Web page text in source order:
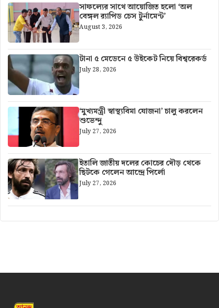
সাফল্যের সাথে আয়োজিত হলো ‘অল
বেঙ্গল র‍্যাপিড চেস টুর্নামেন্ট’
August 3, 2026
টানা ৫ মেডেনে ৫ উইকেট নিয়ে বিশ্বরেকর্ড
July 28, 2026
‘মুখ্যমন্ত্রী স্বাস্থ্যবিমা যোজনা’ চালু করলেন
শুভেন্দু
July 27, 2026
ইতালি জাতীয় দলের কোচের দৌড় থেকে
ছিটকে গেলেন আন্দ্রে পির্লো
July 27, 2026